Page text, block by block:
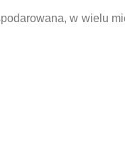
w wielu